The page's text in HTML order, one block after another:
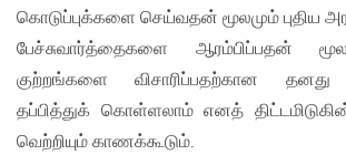
கொடுப்புக்களை செய்வதன் மூலமும் புதிய
பேச்சுவார்த்தைகளை ஆரம்பிப்பதன்
குற்றங்களை விசாரிப்பதற்கான தனது
தப்பித்துக் கொள்ளலாம் எனத்
வெற்றியும் காணக்கூடும்.